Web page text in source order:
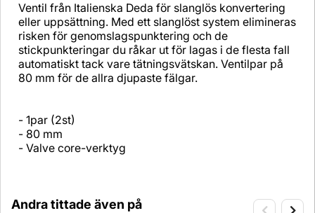
Ventil från Italienska Deda för slanglös konvertering
eller uppsättning. Med ett slanglöst system elimineras
risken för genomslagspunktering och de
stickpunkteringar du råkar ut för lagas i de flesta fall
automatiskt tack vare tätningsvätskan. Ventilpar på
80 mm för de allra djupaste fälgar.
- 1par (2st)
- 80 mm
- Valve core-verktyg
Andra tittade även på